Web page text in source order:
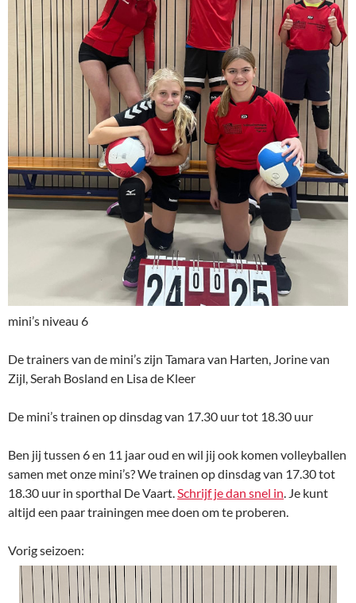
mini’s niveau 6
De trainers van de mini’s zijn Tamara van Harten, Jorine van
Zijl, Serah Bosland en Lisa de Kleer
De mini’s trainen op dinsdag van 17.30 uur tot 18.30 uur
Ben jij tussen 6 en 11 jaar oud en wil jij ook komen volleyballen
samen met onze mini’s? We trainen op dinsdag van 17.30 tot
18.30 uur in sporthal De Vaart. Schrijf je dan snel in . Je kunt
altijd een paar trainingen mee doen om te proberen.
Vorig seizoen: